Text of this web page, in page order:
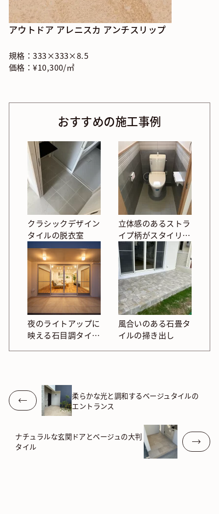
アウトドア アレニスカ アンチスリップ
規格：333×333×8.5
価格：¥10,300/㎡
おすすめの施工事例
クラシックデザイン
タイルの脱衣室
立体感のあるストラ
イプ柄がスタイリッ
シュなトイレ
夜のライトアップに
映える石目調タイル
風合いのある石畳タ
イルの掃き出し
柔らかな光と調和するベージュタイルの
エントランス
ナチュラルな玄関ドアとベージュの大判
タイル